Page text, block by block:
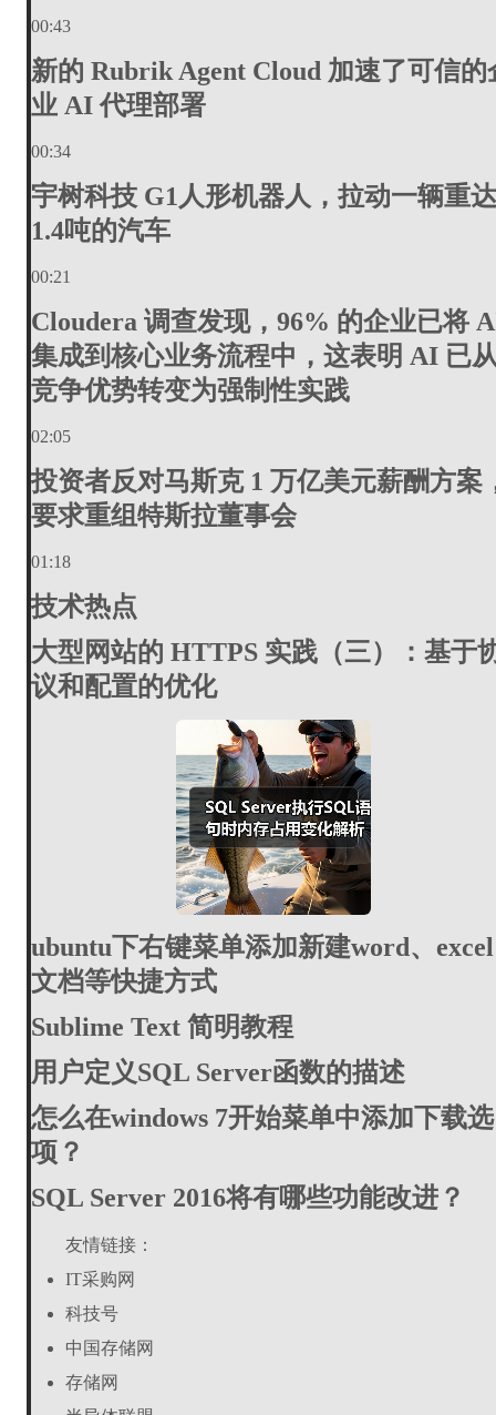
00:43
新的 Rubrik Agent Cloud 加速了可信的
业 AI 代理部署
00:34
宇树科技 G1人形机器人，拉动一辆重达
1.4吨的汽车
00:21
Cloudera 调查发现，96% 的企业已将
集成到核心业务流程中，这表明 AI 已
竞争优势转变为强制性实践
02:05
投资者反对马斯克 1 万亿美元薪酬方案
要求重组特斯拉董事会
01:18
技术热点
大型网站的 HTTPS 实践（三）：基于
议和配置的优化
ubuntu下右键菜单添加新建word、excel
文档等快捷方式
Sublime Text 简明教程
用户定义SQL Server函数的描述
怎么在windows 7开始菜单中添加下载选
项？
SQL Server 2016将有哪些功能改进？
友情链接：
IT采购网
科技号
中国存储网
存储网